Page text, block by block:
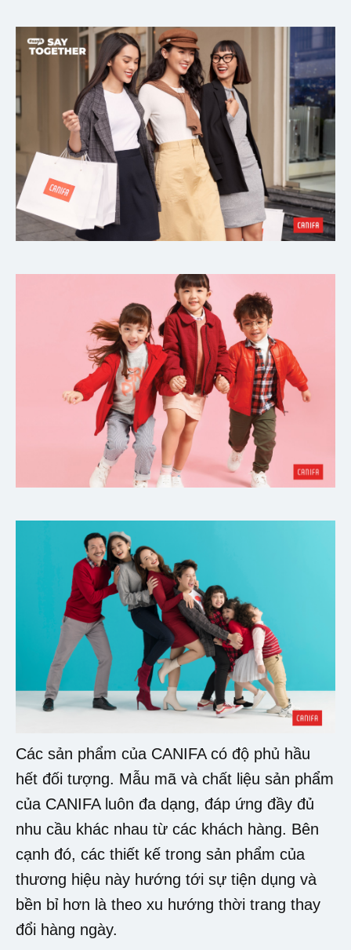
Các sản phẩm của CANIFA có độ phủ hầu
hết đối tượng. Mẫu mã và chất liệu sản phẩm
của CANIFA luôn đa dạng, đáp ứng đầy đủ
nhu cầu khác nhau từ các khách hàng. Bên
cạnh đó, các thiết kế trong sản phẩm của
thương hiệu này hướng tới sự tiện dụng và
bền bỉ hơn là theo xu hướng thời trang thay
đổi hàng ngày.